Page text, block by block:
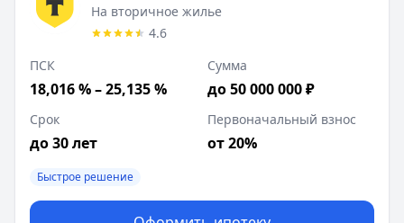
На вторичное жилье
4.6
ПСК
18,016 % – 25,135 %
Сумма
до 50 000 000 ₽
Срок
до 30 лет
Первоначальный взнос
от 20%
Быстрое решение